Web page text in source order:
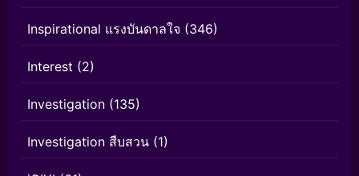
Inspirational แรงบันดาลใจ (346)
Interest (2)
Investigation (135)
Investigation สืบสวน (1)